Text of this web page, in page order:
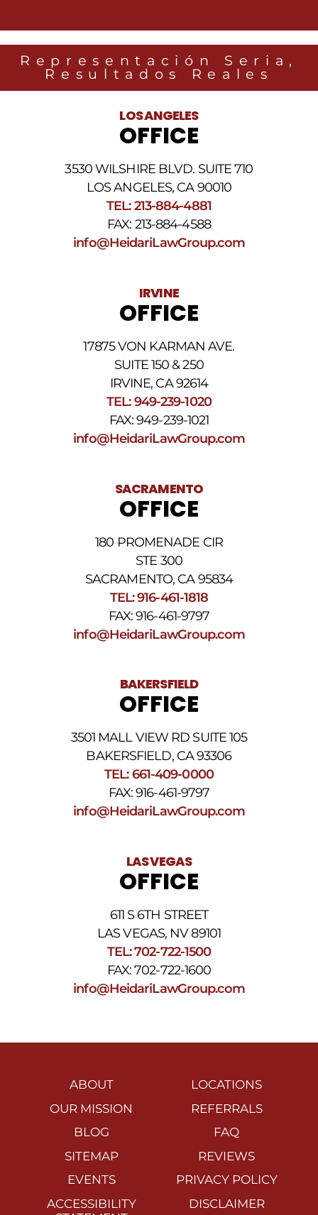
Representación Seria,
Resultados Reales
LOS ANGELES
OFFICE
3530 WILSHIRE BLVD. SUITE 710
LOS ANGELES, CA 90010
TEL: 213-884-4881
FAX: 213-884-4588
info@HeidariLawGroup.com
IRVINE
OFFICE
17875 VON KARMAN AVE.
SUITE 150 & 250
IRVINE, CA 92614
TEL: 949-239-1020
FAX: 949-239-1021
info@HeidariLawGroup.com
SACRAMENTO
OFFICE
180 PROMENADE CIR
STE 300
SACRAMENTO, CA 95834
TEL: 916-461-1818
FAX: 916-461-9797
info@HeidariLawGroup.com
BAKERSFIELD
OFFICE
3501 MALL VIEW RD SUITE 105
BAKERSFIELD, CA 93306
TEL: 661-409-0000
FAX: 916-461-9797
info@HeidariLawGroup.com
LAS VEGAS
OFFICE
611 S 6TH STREET
LAS VEGAS, NV 89101
TEL: 702-722-1500
FAX: 702-722-1600
info@HeidariLawGroup.com
ABOUT
LOCATIONS
OUR MISSION
REFERRALS
BLOG
FAQ
SITEMAP
REVIEWS
EVENTS
PRIVACY POLICY
ACCESSIBILITY
DISCLAIMER